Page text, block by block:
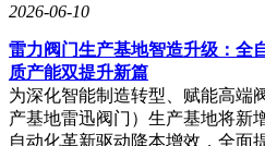
2026-06-10
雷力阀门生产基地智造升级：全
质产能双提升新篇
为深化智能制造转型、赋能高端
产基地雷迅阀门）生产基地将新
自动化革新驱动降本增效，全面